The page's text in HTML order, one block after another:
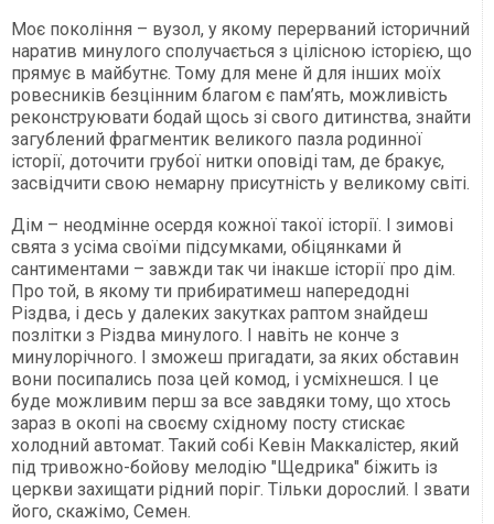
Моє покоління – вузол, у якому перерваний історичний
наратив минулого сполучається з цілісною історією, що
прямує в майбутнє. Тому для мене й для інших моїх
ровесників безцінним благом є пам’ять, можливість
реконструювати бодай щось зі свого дитинства, знайти
загублений фрагментик великого пазла родинної
історії, доточити грубої нитки оповіді там, де бракує,
засвідчити свою немарну присутність у великому світі.
Дім – неодмінне осердя кожної такої історії. І зимові
свята з усіма своїми підсумками, обіцянками й
сантиментами – завжди так чи інакше історії про дім.
Про той, в якому ти прибиратимеш напередодні
Різдва, і десь у далеких закутках раптом знайдеш
позлітки з Різдва минулого. І навіть не конче з
минулорічного. І зможеш пригадати, за яких обставин
вони посипались поза цей комод, і усміхнешся. І це
буде можливим перш за все завдяки тому, що хтось
зараз в окопі на своєму східному посту стискає
холодний автомат. Такий собі Кевін Маккалістер, який
під тривожно-бойову мелодію "Щедрика" біжить із
церкви захищати рідний поріг. Тільки дорослий. І звати
його, скажімо, Семен.